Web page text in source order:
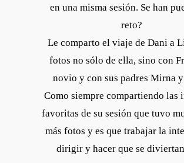
en una misma sesión. Se han
reto?
Le comparto el viaje de Dani a
fotos no sólo de ella, sino con
novio y con sus padres Mirna y
Como siempre compartiendo las
favoritas de su sesión que tuvo
más fotos y es que trabajar la
dirigir y hacer que se